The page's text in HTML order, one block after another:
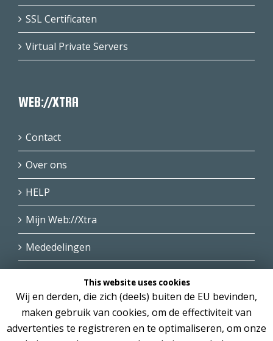
SSL Certificaten
Virtual Private Servers
WEB://XTRA
Contact
Over ons
HELP
Mijn Web://Xtra
Mededelingen
This website uses cookies
Wij en derden, die zich (deels) buiten de EU bevinden,
maken gebruik van cookies, om de effectiviteit van
advertenties te registreren en te optimaliseren, om onze